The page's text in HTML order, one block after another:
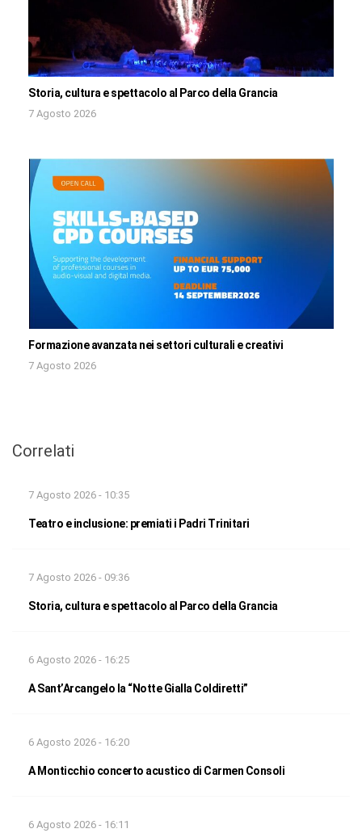
Storia, cultura e spettacolo al Parco della Grancia
7 Agosto 2026
Formazione avanzata nei settori culturali e creativi
7 Agosto 2026
Correlati
7 Agosto 2026 - 10:35
Teatro e inclusione: premiati i Padri Trinitari
7 Agosto 2026 - 09:36
Storia, cultura e spettacolo al Parco della Grancia
6 Agosto 2026 - 16:25
A Sant’Arcangelo la “Notte Gialla Coldiretti”
6 Agosto 2026 - 16:20
A Monticchio concerto acustico di Carmen Consoli
6 Agosto 2026 - 16:11